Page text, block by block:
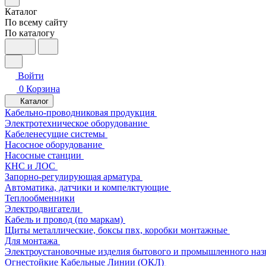
Каталог
По всему сайту
По каталогу
Войти
0 Корзина
Каталог
Кабельно-проводниковая продукция
Электротехническое оборудование
Кабеленесущие системы
Насосное оборудование
Насосные станции
КНС и ЛОС
Запорно-регулирующая арматура
Автоматика, датчики и компелктующие
Теплообменники
Электродвигатели
Кабель и провод (по маркам)
Щиты металлические, боксы пвх, коробки монтажные
Для монтажа
Электроустановочные изделия бытового и промышленного
Огнестойкие Кабельные Линии (ОКЛ)